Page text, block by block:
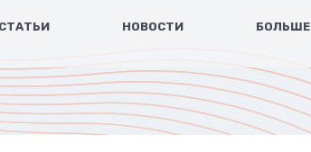
СТАТЬИ НОВОСТИ БОЛЬШЕ